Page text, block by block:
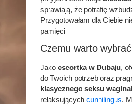
sprawiają, że potrafię
Przygotowałam dla Ciebie
pamięci.
Czemu warto
Jako escortka w Dubaju,
do Twoich potrzeb oraz
klasycznego seksu
relaksujących cunnilingus.